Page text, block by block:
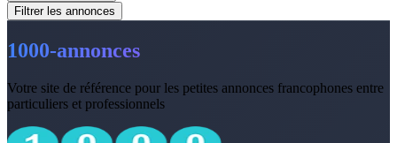
Filtrer les annonces
1000-annonces
Votre site de référence pour les petites annonces francophones entre
particuliers et professionnels